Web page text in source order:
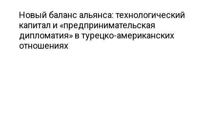
Новый баланс альянса: технологический
капитал и «предпринимательская
дипломатия» в турецко-американских
отношениях